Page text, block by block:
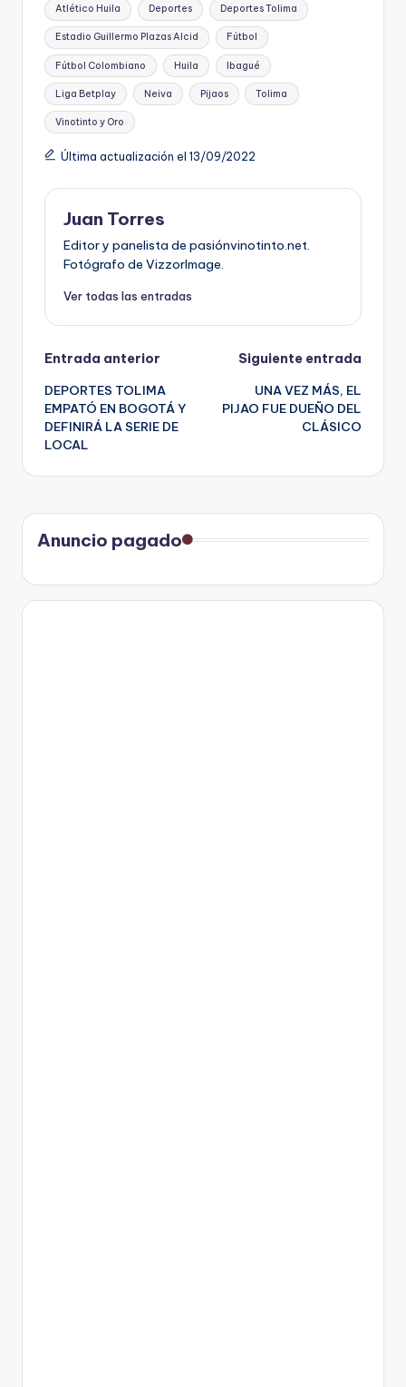
Atlético Huila Deportes Deportes Tolima
Estadio Guillermo Plazas Alcid Fútbol
Fútbol Colombiano Huila Ibagué
Liga Betplay Neiva Pijaos Tolima
Vinotinto y Oro
Última actualización el 13/09/2022
Juan Torres
Editor y panelista de pasiónvinotinto.net.
Fotógrafo de VizzorImage.
Ver todas las entradas
Navegación
de
entradas
Entrada anterior
DEPORTES TOLIMA
EMPATÓ EN BOGOTÁ Y
DEFINIRÁ LA SERIE DE
LOCAL
Siguiente entrada
UNA VEZ MÁS, EL
PIJAO FUE DUEÑO DEL
CLÁSICO
Anuncio pagado